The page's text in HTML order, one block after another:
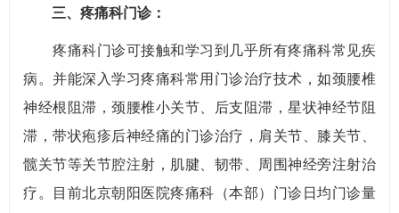
三、疼痛科门诊：
疼痛科门诊可接触和学习到几乎所有疼痛科常见疾
病。并能深入学习疼痛科常用门诊治疗技术，如颈腰椎
神经根阻滞，颈腰椎小关节、后支阻滞，星状神经节阻
滞，带状疱疹后神经痛的门诊治疗，肩关节、膝关节、
髋关节等关节腔注射，肌腱、韧带、周围神经旁注射治
疗。目前北京朝阳医院疼痛科（本部）门诊日均门诊量